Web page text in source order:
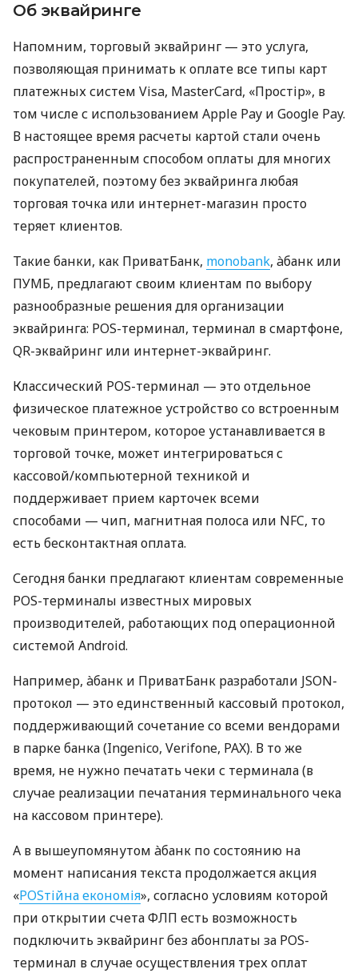
Об эквайринге
Напомним, торговый эквайринг — это услуга,
позволяющая принимать к оплате все типы карт
платежных систем Visa, MasterCard, «Простір», в
том числе с использованием Apple Pay и Google Pay.
В настоящее время расчеты картой стали очень
распространенным способом оплаты для многих
покупателей, поэтому без эквайринга любая
торговая точка или интернет-магазин просто
теряет клиентов.
Такие банки, как ПриватБанк, monobank, àбанк или
ПУМБ, предлагают своим клиентам по выбору
разнообразные решения для организации
эквайринга: POS-терминал, терминал в смартфоне,
QR-эквайринг или интернет-эквайринг.
Классический POS-терминал — это отдельное
физическое платежное устройство со встроенным
чековым принтером, которое устанавливается в
торговой точке, может интегрироваться с
кассовой/компьютерной техникой и
поддерживает прием карточек всеми
способами — чип, магнитная полоса или NFC, то
есть бесконтактная оплата.
Сегодня банки предлагают клиентам современные
POS-терминалы известных мировых
производителей, работающих под операционной
системой Android.
Например, àбанк и ПриватБанк разработали JSON-
протокол — это единственный кассовый протокол,
поддерживающий сочетание со всеми вендорами
в парке банка (Ingenico, Verifone, PAX). В то же
время, не нужно печатать чеки с терминала (в
случае реализации печатания терминального чека
на кассовом принтере).
А в вышеупомянутом àбанк по состоянию на
момент написания текста продолжается акция
«POSтійна економія», согласно условиям которой
при открытии счета ФЛП есть возможность
подключить эквайринг без абонплаты за POS-
терминал в случае осуществления трех оплат